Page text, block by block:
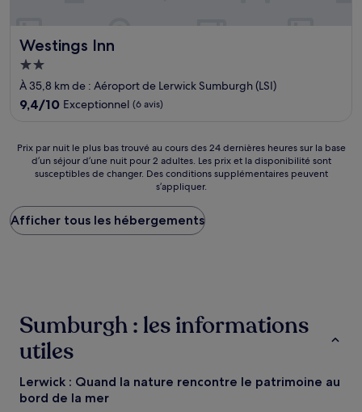
Westings Inn
Westings Inn
Hébergement
2.0 étoiles
À 35,8 km de : Aéroport de Lerwick Sumburgh (LSI)
9.4
Exceptionnel,
(6 avis)
9,4/10 Exceptionnel (6 avis)
Prix
plus
bas
trouvé
sur
base
séjour
d’une
Prix par nuit le plus bas trouvé au cours des 24 dernières heures sur la base
d’un séjour d’une nuit pour 2 adultes. Les prix et la disponibilité sont
susceptibles de changer. Des conditions supplémentaires peuvent
s’appliquer.
Afficher tous les hébergements
Sumburgh : les informations
utiles
Lerwick : Quand la nature rencontre le patrimoine au
bord de la mer